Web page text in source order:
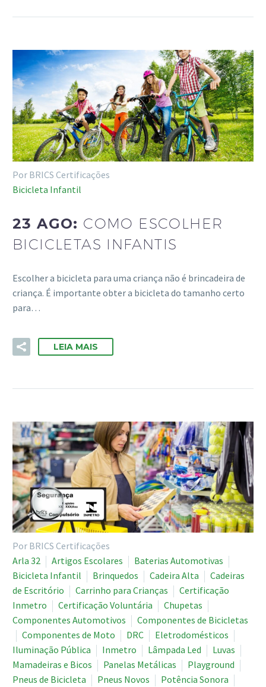
Por BRICS Certificações
Bicicleta Infantil
23 AGO: COMO ESCOLHER
BICICLETAS INFANTIS
Escolher a bicicleta para uma criança não é brincadeira de
criança. É importante obter a bicicleta do tamanho certo
para…
LEIA MAIS
Por BRICS Certificações
Arla 32
Artigos Escolares
Baterias Automotivas
Bicicleta Infantil
Brinquedos Cadeira Alta
Cadeiras
de Escritório
Carrinho para Crianças
Certificação
Inmetro
Certificação Voluntária
Chupetas
Componentes Automotivos
Componentes de Bicicletas
Componentes de Moto
DRC
Eletrodomésticos
Iluminação Pública
Inmetro Lâmpada Led
Luvas
Mamadeiras e Bicos
Panelas Metálicas
Playground
Pneus de Bicicleta
Pneus Novos Potência Sonora